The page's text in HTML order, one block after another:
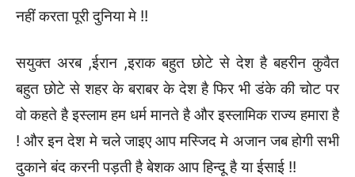
नहीं करता पूरी दुनिया मे !!
सयुक्त अरब ,ईरान ,इराक बहुत छोटे से देश है बहरीन कुवैत
बहुत छोटे से शहर के बराबर के देश है फिर भी डंके की चोट पर
वो कहते है इस्लाम हम धर्म मानते है और इस्लामिक राज्य हमारा है
! और इन देश मे चले जाइए आप मस्जिद मे अजान जब होगी सभी
दुकाने बंद करनी पड़ती है बेशक आप हिन्दू है या ईसाई !!